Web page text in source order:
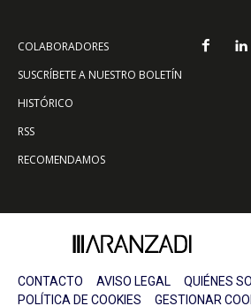
COLABORADORES
SUSCRÍBETE A NUESTRO BOLETÍN
HISTÓRICO
RSS
RECOMENDAMOS
CONTACTO AVISO LEGAL QUIÉNES
POLÍTICA DE COOKIES
GESTIONAR